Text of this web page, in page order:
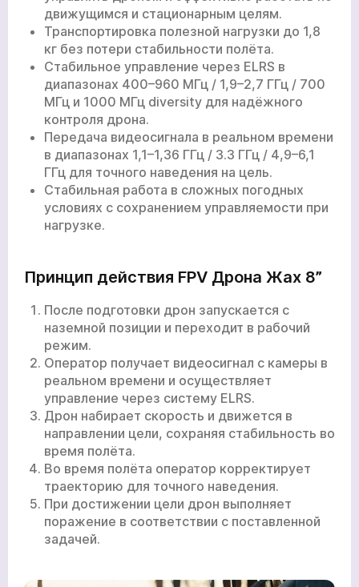
движущимся и стационарным целям.
Транспортировка полезной нагрузки до 1,8
кг без потери стабильности полёта.
Стабильное управление через ELRS в
диапазонах 400–960 МГц / 1,9–2,7 ГГц / 700
МГц и 1000 МГц diversity для надёжного
контроля дрона.
Передача видеосигнала в реальном времени
в диапазонах 1,1–1,36 ГГц / 3.3 ГГц / 4,9–6,1
ГГц для точного наведения на цель.
Стабильная работа в сложных погодных
условиях с сохранением управляемости при
нагрузке.
Принцип действия FPV Дрона Жах 8”
После подготовки дрон запускается с
наземной позиции и переходит в рабочий
режим.
Оператор получает видеосигнал с камеры в
реальном времени и осуществляет
управление через систему ELRS.
Дрон набирает скорость и движется в
направлении цели, сохраняя стабильность во
время полёта.
Во время полёта оператор корректирует
траекторию для точного наведения.
При достижении цели дрон выполняет
поражение в соответствии с поставленной
задачей.